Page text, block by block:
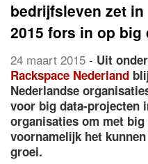
bedrijfsleven zet in
2015 fors in op big
24 maart 2015 - Uit
Rackspace Nederland
Nederlandse
voor big data-projecten
organisaties om met
voornamelijk het
groei.